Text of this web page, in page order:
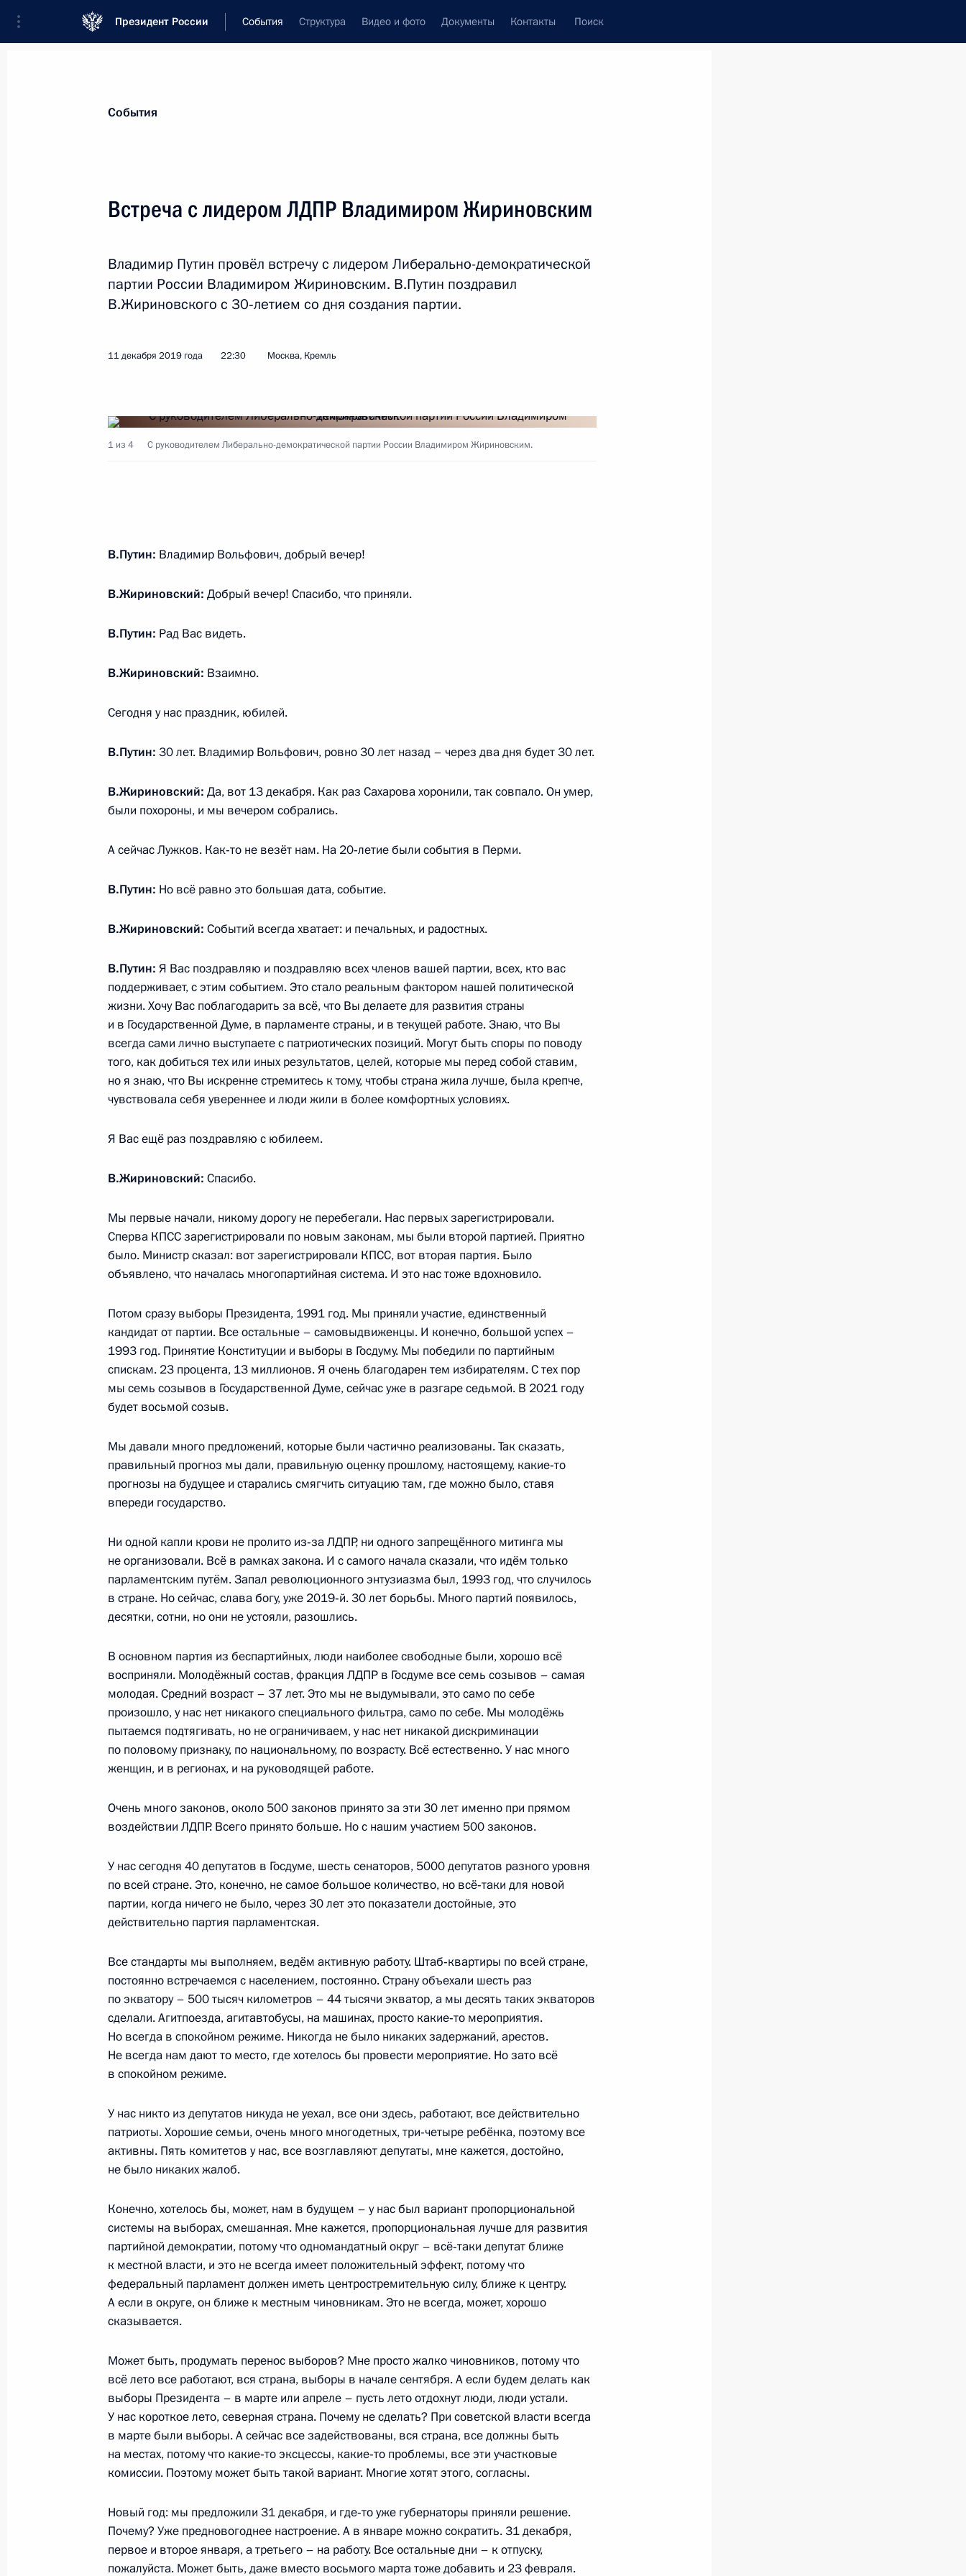
Президент России События Структура Видео и фото Документы Контакты Поиск
Новости
Послания Федеральному Собранию
Совещания, заседания, рабочие встречи
Речи и обращения
Пресс-конференции
Статьи
Встреча с Юрием Чайкой и Игорем Красновым
21 января 2020 года, 15:30 Москва, Кремль
Встреча с генеральным директором РФПИ Кириллом
Дмитриевым
17 января 2020 года, 16:00 Московская область, Ново-Огарёво
о внесении поправок в Конституцию
15 января 2020 года, среда
15 января 2020 года, 16:30 Москва, Дом Правительства
Крыма и Севастополя
10 января 2020 года, 15:00 Ялта
9 января 2020 года, четверг
Совещание по вопросам перспективного развития Военно-
Морского Флота
9 января 2020 года, 18:00 Севастополь
Заседание Государственного совета
26 декабря 2019 года, 15:50 Москва, Кремль
25 декабря 2019 года, среда
Заседание Совета по стратегическому развитию и нацпроектам
25 декабря 2019 года, 17:45 Москва, Кремль
Встреча с членами Правительства
25 декабря 2019 года, 14:00 Москва
24 декабря 2019 года, вторник
Встреча с лидером партии «Справедливая Россия» Сергеем
Мироновым
24 декабря 2019 года, 21:00 Москва, Кремль
1
Встреча с руководством палат Федерального Собрания
24 декабря 2019 года, 18:30 Москва, Кремль
8
Заседание коллегии Министерства обороны
Неформальный саммит СНГ
20 декабря 2019 года, 17:00 Санкт-Петербург
15
16 декабря 2019 года, понедельник
Заседание Комиссии по вопросам военно-технического
сотрудничества с иностранными государствами
16 декабря 2019 года, 13:45 Москва, Кремль
13 декабря 2019 года, пятница
Встреча с главой Татарстана Рустамом Миннихановым
13 декабря 2019 года, 20:50
Встреча с Сергеем Когогиным и Сергеем Чемезовым
13 декабря 2019 года, 19:30 Набережные Челны
12 декабря 2019 года, четверг
Совещание с постоянными членами Совета Безопасности
12 декабря 2019 года, 20:45 Московская область, Ново-Огарёво
1
11 декабря 2019 года, среда
Встреча с лидером ЛДПР Владимиром Жириновским
11 декабря 2019 года, 22:30 Москва, Кремль
Заседание Российского организационного комитета «Победа» 14
События
Встреча с лидером ЛДПР Владимиром Жириновским
Владимир Путин провёл встречу с лидером Либерально-демократической
партии России Владимиром Жириновским. В.Путин поздравил
В.Жириновского с 30‑летием со дня создания партии.
11 декабря 2019 года 22:30 Москва, Кремль
1 из 4 С руководителем Либерально-демократической партии России Владимиром Жириновским.
В.Путин: Владимир Вольфович, добрый вечер!
В.Жириновский: Добрый вечер! Спасибо, что приняли.
В.Путин: Рад Вас видеть.
В.Жириновский: Взаимно.
Сегодня у нас праздник, юбилей.
В.Путин: 30 лет. Владимир Вольфович, ровно 30 лет назад – через два дня будет 30 лет.
В.Жириновский: Да, вот 13 декабря. Как раз Сахарова хоронили, так совпало. Он умер,
были похороны, и мы вечером собрались.
А сейчас Лужков. Как‑то не везёт нам. На 20‑летие были события в Перми.
В.Путин: Но всё равно это большая дата, событие.
В.Жириновский: Событий всегда хватает: и печальных, и радостных.
В.Путин: Я Вас поздравляю и поздравляю всех членов вашей партии, всех, кто вас
поддерживает, с этим событием. Это стало реальным фактором нашей политической
жизни. Хочу Вас поблагодарить за всё, что Вы делаете для развития страны
и в Государственной Думе, в парламенте страны, и в текущей работе. Знаю, что Вы
всегда сами лично выступаете с патриотических позиций. Могут быть споры по поводу
того, как добиться тех или иных результатов, целей, которые мы перед собой ставим,
но я знаю, что Вы искренне стремитесь к тому, чтобы страна жила лучше, была крепче,
чувствовала себя увереннее и люди жили в более комфортных условиях.
Я Вас ещё раз поздравляю с юбилеем.
В.Жириновский: Спасибо.
Мы первые начали, никому дорогу не перебегали. Нас первых зарегистрировали.
Сперва КПСС зарегистрировали по новым законам, мы были второй партией. Приятно
было. Министр сказал: вот зарегистрировали КПСС, вот вторая партия. Было
объявлено, что началась многопартийная система. И это нас тоже вдохновило.
Потом сразу выборы Президента, 1991 год. Мы приняли участие, единственный
кандидат от партии. Все остальные – самовыдвиженцы. И конечно, большой успех –
1993 год. Принятие Конституции и выборы в Госдуму. Мы победили по партийным
спискам. 23 процента, 13 миллионов. Я очень благодарен тем избирателям. С тех пор
мы семь созывов в Государственной Думе, сейчас уже в разгаре седьмой. В 2021 году
будет восьмой созыв.
Мы давали много предложений, которые были частично реализованы. Так сказать,
правильный прогноз мы дали, правильную оценку прошлому, настоящему, какие‑то
прогнозы на будущее и старались смягчить ситуацию там, где можно было, ставя
впереди государство.
Ни одной капли крови не пролито из‑за ЛДПР, ни одного запрещённого митинга мы
не организовали. Всё в рамках закона. И с самого начала сказали, что идём только
парламентским путём. Запал революционного энтузиазма был, 1993 год, что случилось
в стране. Но сейчас, слава богу, уже 2019‑й. 30 лет борьбы. Много партий появилось,
десятки, сотни, но они не устояли, разошлись.
В основном партия из беспартийных, люди наиболее свободные были, хорошо всё
восприняли. Молодёжный состав, фракция ЛДПР в Госдуме все семь созывов – самая
молодая. Средний возраст – 37 лет. Это мы не выдумывали, это само по себе
произошло, у нас нет никакого специального фильтра, само по себе. Мы молодёжь
пытаемся подтягивать, но не ограничиваем, у нас нет никакой дискриминации
по половому признаку, по национальному, по возрасту. Всё естественно. У нас много
женщин, и в регионах, и на руководящей работе.
Очень много законов, около 500 законов принято за эти 30 лет именно при прямом
воздействии ЛДПР. Всего принято больше. Но с нашим участием 500 законов.
У нас сегодня 40 депутатов в Госдуме, шесть сенаторов, 5000 депутатов разного уровня
по всей стране. Это, конечно, не самое большое количество, но всё‑таки для новой
партии, когда ничего не было, через 30 лет это показатели достойные, это
действительно партия парламентская.
Все стандарты мы выполняем, ведём активную работу. Штаб‑квартиры по всей стране,
постоянно встречаемся с населением, постоянно. Страну объехали шесть раз
по экватору – 500 тысяч километров – 44 тысячи экватор, а мы десять таких экваторов
сделали. Агитпоезда, агитавтобусы, на машинах, просто какие‑то мероприятия.
Но всегда в спокойном режиме. Никогда не было никаких задержаний, арестов.
Не всегда нам дают то место, где хотелось бы провести мероприятие. Но зато всё
в спокойном режиме.
У нас никто из депутатов никуда не уехал, все они здесь, работают, все действительно
патриоты. Хорошие семьи, очень много многодетных, три‑четыре ребёнка, поэтому все
активны. Пять комитетов у нас, все возглавляют депутаты, мне кажется, достойно,
не было никаких жалоб.
Конечно, хотелось бы, может, нам в будущем – у нас был вариант пропорциональной
системы на выборах, смешанная. Мне кажется, пропорциональная лучше для развития
партийной демократии, потому что одномандатный округ – всё‑таки депутат ближе
к местной власти, и это не всегда имеет положительный эффект, потому что
федеральный парламент должен иметь центростремительную силу, ближе к центру.
А если в округе, он ближе к местным чиновникам. Это не всегда, может, хорошо
сказывается.
Может быть, продумать перенос выборов? Мне просто жалко чиновников, потому что
всё лето все работают, вся страна, выборы в начале сентября. А если будем делать как
выборы Президента – в марте или апреле – пусть лето отдохнут люди, люди устали.
У нас короткое лето, северная страна. Почему не сделать? При советской власти всегда
в марте были выборы. А сейчас все задействованы, вся страна, все должны быть
на местах, потому что какие‑то эксцессы, какие‑то проблемы, все эти участковые
комиссии. Поэтому может быть такой вариант. Многие хотят этого, согласны.
Новый год: мы предложили 31 декабря, и где‑то уже губернаторы приняли решение.
Почему? Уже предновогоднее настроение. А в январе можно сократить. 31 декабря,
первое и второе января, а третьего – на работу. Все остальные дни – к отпуску,
пожалуйста. Может быть, даже вместо восьмого марта тоже добавить и 23 февраля.